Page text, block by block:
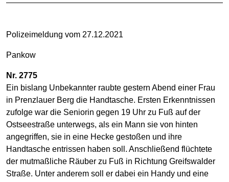
Polizeimeldung vom 27.12.2021
Pankow
Nr. 2775
Ein bislang Unbekannter raubte gestern Abend einer Frau
in Prenzlauer Berg die Handtasche. Ersten Erkenntnissen
zufolge war die Seniorin gegen 19 Uhr zu Fuß auf der
Ostseestraße unterwegs, als ein Mann sie von hinten
angegriffen, sie in eine Hecke gestoßen und ihre
Handtasche entrissen haben soll. Anschließend flüchtete
der mutmaßliche Räuber zu Fuß in Richtung Greifswalder
Straße. Unter anderem soll er dabei ein Handy und eine